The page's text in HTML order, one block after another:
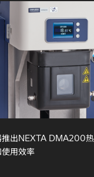
推出NEXTA DMA200
用效率